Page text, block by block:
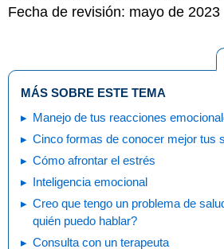
Fecha de revisión: mayo de 2023
MÁS SOBRE ESTE TEMA
Manejo de tus reacciones
Cinco formas de conocer mejor tus
Cómo afrontar el estrés
Inteligencia emocional
Creo que tengo un problema de
quién puedo hablar?
Consulta con un terapeuta